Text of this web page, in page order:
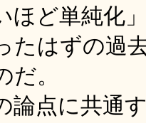
ほど単純化
たはずの過
だ。
点に共通